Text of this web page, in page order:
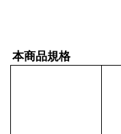
本商品規格